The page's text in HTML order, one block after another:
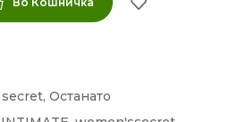
, Останато